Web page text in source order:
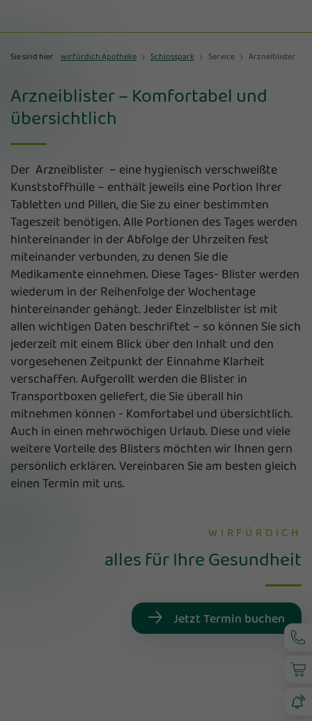
Sie sind hier wirfürdich Apotheke Schlosspark Service Arzneiblister
Arzneiblister – Komfortabel und
übersichtlich
Der Arzneiblister – eine hygienisch verschweißte
Kunststoffhülle – enthält jeweils eine Portion Ihrer
Tabletten und Pillen, die Sie zu einer bestimmten
Tageszeit benötigen. Alle Portionen des Tages werden
hintereinander in der Abfolge der Uhrzeiten fest
miteinander verbunden, zu denen Sie die
Medikamente einnehmen. Diese Tages- Blister werden
wiederum in der Reihenfolge der Wochentage
hintereinander gehängt. Jeder Einzelblister ist mit
allen wichtigen Daten beschriftet – so können Sie sich
jederzeit mit einem Blick über den Inhalt und den
vorgesehenen Zeitpunkt der Einnahme Klarheit
verschaffen. Aufgerollt werden die Blister in
Transportboxen geliefert, die Sie überall hin
mitnehmen können - Komfortabel und übersichtlich.
Auch in einen mehrwöchigen Urlaub. Diese und viele
weitere Vorteile des Blisters möchten wir Ihnen gern
persönlich erklären. Vereinbaren Sie am besten gleich
einen Termin mit uns.
WIRFÜRDICH
alles für Ihre Gesundheit
Jetzt Termin buchen